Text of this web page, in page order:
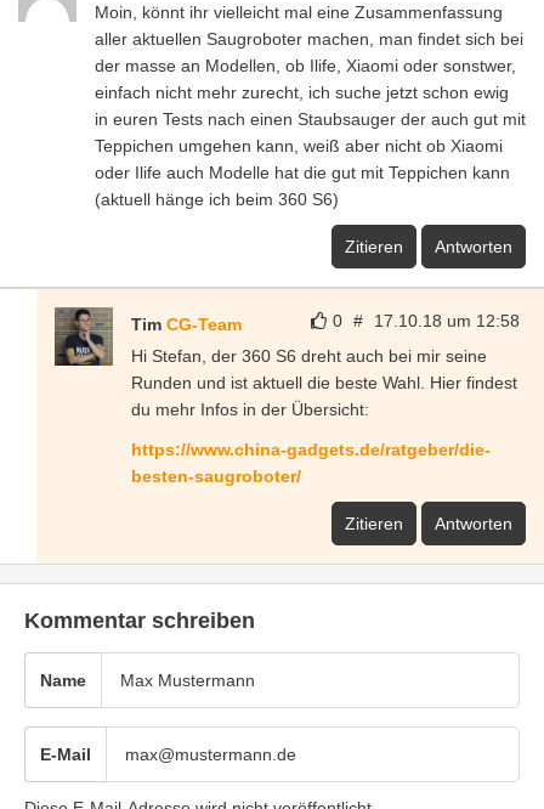
Moin, könnt ihr vielleicht mal eine Zusammenfassung
aller aktuellen Saugroboter machen, man findet sich bei
der masse an Modellen, ob Ilife, Xiaomi oder sonstwer,
einfach nicht mehr zurecht, ich suche jetzt schon ewig
in euren Tests nach einen Staubsauger der auch gut mit
Teppichen umgehen kann, weiß aber nicht ob Xiaomi
oder Ilife auch Modelle hat die gut mit Teppichen kann
(aktuell hänge ich beim 360 S6)
Zitieren Antworten
0 # 17.10.18 um 12:58
Tim CG-Team
Hi Stefan, der 360 S6 dreht auch bei mir seine
Runden und ist aktuell die beste Wahl. Hier findest
du mehr Infos in der Übersicht:
https://www.china-gadgets.de/ratgeber/die-
besten-saugroboter/
Zitieren Antworten
Kommentar schreiben
Name
E-Mail